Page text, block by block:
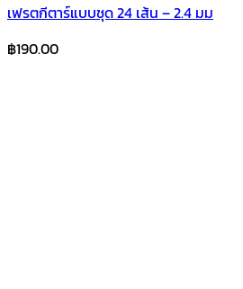
เฟรตกีตาร์แบบชุด 24 เส้น – 2.4 มม
฿190.00